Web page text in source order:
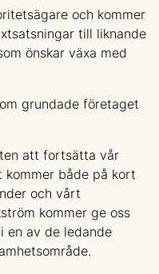
och kommer
till liknande
önskar växa med
grundade företaget
att fortsätta vår
kommer både på kort
och vårt
kommer ge oss
en av de ledande